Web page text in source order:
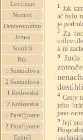
Leviticus
Numeri
Deuteronomiu
Jozue
Soudců
Rút
1 Samuelova
2 Samuelova
1 Královská
2 Královská
1 Paralipome
2 Paralipome
Ezdráš
1 Jak
ač bylo
je
2
Za
k ní
3
4 Cesty
jeho
jsou
5 Její